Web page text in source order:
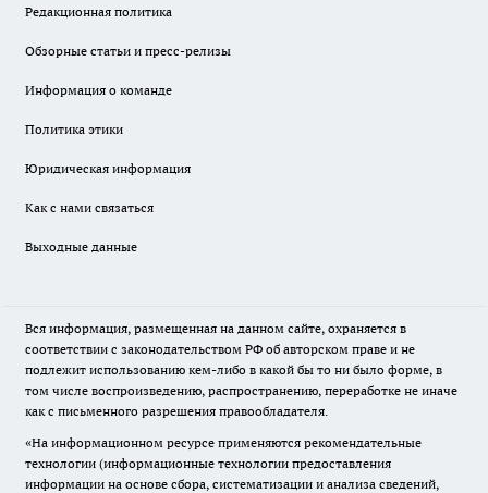
Редакционная политика
Обзорные статьи и пресс-релизы
Информация о команде
Политика этики
Юридическая информация
Как с нами связаться
Выходные данные
Вся информация, размещенная на данном сайте, охраняется в
соответствии с законодательством РФ об авторском праве и не
подлежит использованию кем-либо в какой бы то ни было форме, в
том числе воспроизведению, распространению, переработке не иначе
как с письменного разрешения правообладателя.
«На информационном ресурсе применяются рекомендательные
технологии (информационные технологии предоставления
информации на основе сбора, систематизации и анализа сведений,